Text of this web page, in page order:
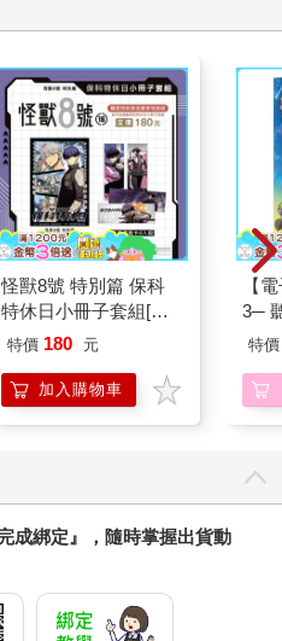
怪奇微微疼
79 折 特價 221
加入購物車
一
【
行
「
學方
79 折